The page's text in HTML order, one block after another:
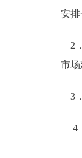
安
2
市场
3
4